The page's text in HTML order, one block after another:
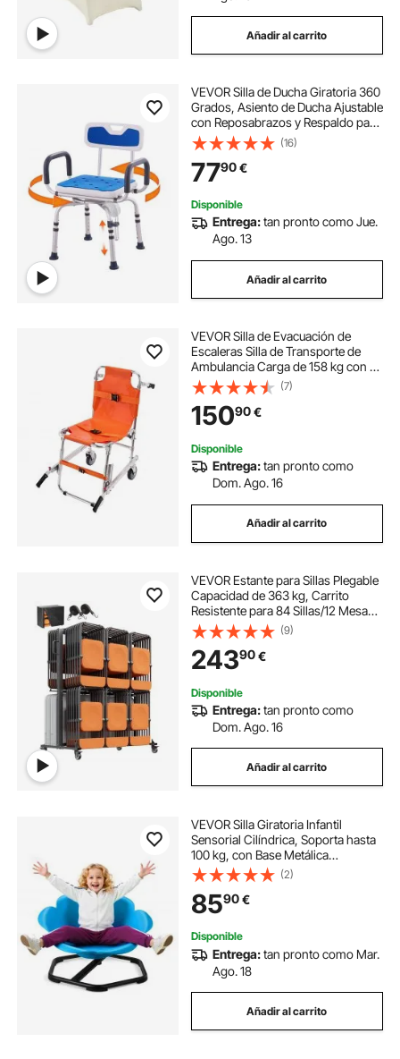
Añadir al carrito
VEVOR Silla de Ducha Giratoria 360
Grados, Asiento de Ducha Ajustable
con Reposabrazos y Respaldo para
Ducha Interior o Bañera, Asiento de
Silla de Bañera Giratorio
Antideslizante para Personas
Mayores Discapacitadas Heridas,
Capacidad de 400 Libras
(16)
7790€
Disponible
Entrega:tan pronto como Jue.
Ago. 13
Añadir al carrito
VEVOR Silla de Evacuación de
Escaleras Silla de Transporte de
Ambulancia Carga de 158 kg con 2
Ruedas Silla de Ruedas Transporte
de Emergencia Portátil Plegable
para Ancianos, Discapacitados,
Bomberos
(7)
15090€
Disponible
Entrega:tan pronto como
Dom. Ago. 16
Añadir al carrito
VEVOR Estante para Sillas Plegable
Capacidad de 363 kg, Carrito
Resistente para 84 Sillas/12 Mesas y
42 Sillas, Carrito de
Almacenamiento de Sillas de 2
Capas con Ruedas de Goma y
Soportes, Negro Mate
(9)
24390€
Disponible
Entrega:tan pronto como
Dom. Ago. 16
Añadir al carrito
VEVOR Silla Giratoria Infantil
Sensorial Cilíndrica, Soporta hasta
100 kg, con Base Metálica
Antideslizante, Favorece la
Coordinación, el Equilibrio y la
Concentración, Azul, 62 x 62 x 47
cm
(2)
8590€
Disponible
Entrega:tan pronto como Mar.
Ago. 18
Añadir al carrito